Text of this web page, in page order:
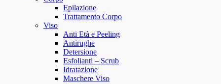
Epilazione
Trattamento Corpo
Viso
Anti Età e Peeling
Antirughe
Detersione
Esfolianti – Scrub
Idratazione
Maschere Viso